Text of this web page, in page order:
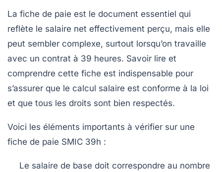
La fiche de paie est le document essentiel qui
reflète le salaire net effectivement perçu, mais elle
peut sembler complexe, surtout lorsqu’on travaille
avec un contrat à 39 heures. Savoir lire et
comprendre cette fiche est indispensable pour
s’assurer que le calcul salaire est conforme à la loi
et que tous les droits sont bien respectés.
Voici les éléments importants à vérifier sur une
fiche de paie SMIC 39h :
Le salaire de base doit correspondre au nombre